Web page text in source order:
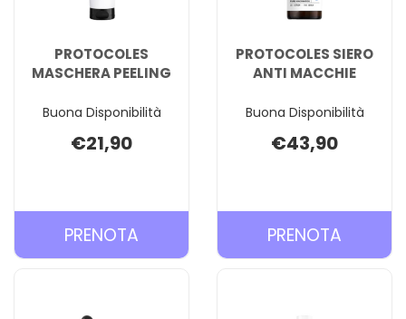
PROTOCOLES
MASCHERA PEELING
Buona Disponibilità
€21,90
PRENOTA PRENOTA PROTOCOLES
MASCHERA
PROTOCOLES SIERO
ANTI MACCHIE
Buona Disponibilità
€43,90
PRENOTA
SIERO